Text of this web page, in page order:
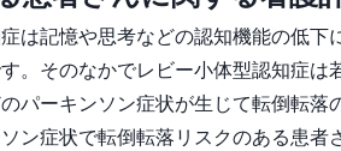
は記憶や思考などの認知機能の低下
。そのなかでレビー小体型認知症
パーキンソン症状が生じて転倒転
ン症状で転倒転落リスクのある患者